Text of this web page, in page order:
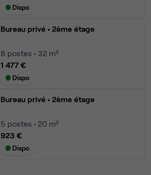
Dispo
Bureau privé • 2ème étage
8 postes • 32 m²
1 477 €
Dispo
Bureau privé • 2ème étage
5 postes • 20 m²
923 €
Dispo